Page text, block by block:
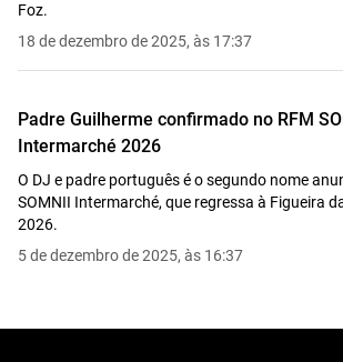
Foz.
18 de dezembro de 2025, às 17:37
Padre Guilherme confirmado no RFM
Intermarché 2026
O DJ e padre português é o segundo nome
SOMNII Intermarché, que regressa à Figueira
2026.
5 de dezembro de 2025, às 16:37